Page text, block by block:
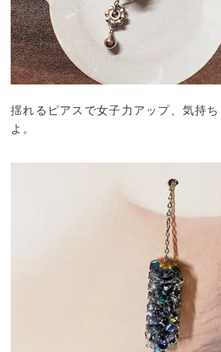
揺れるピアスで女子力アップ、気持
よ。